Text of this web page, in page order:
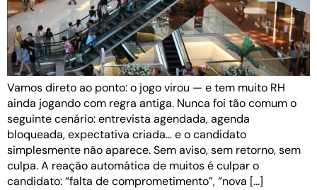
Vamos direto ao ponto: o jogo virou — e tem muito RH
ainda jogando com regra antiga. Nunca foi tão comum o
seguinte cenário: entrevista agendada, agenda
bloqueada, expectativa criada… e o candidato
simplesmente não aparece. Sem aviso, sem retorno, sem
culpa. A reação automática de muitos é culpar o
candidato: “falta de comprometimento”, “nova […]